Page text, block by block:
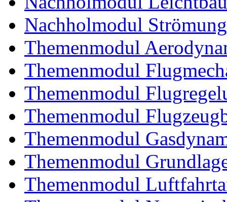
Nachholmodul
Themenmodul
Themenmodul
Themenmodul
Themenmodul
Themenmodul
Themenmodul
Themenmodul